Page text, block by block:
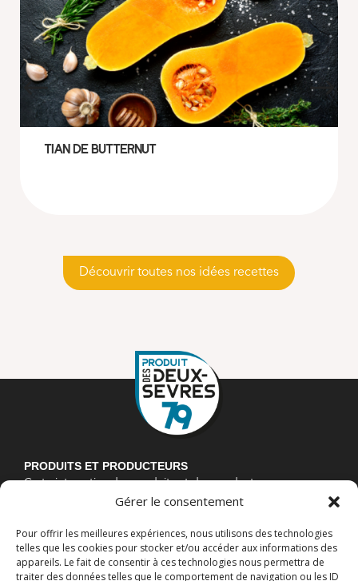
Gérer le consentement
Pour offrir les meilleures expériences, nous utilisons des technologies
telles que les cookies pour stocker et/ou accéder aux informations des
appareils. Le fait de consentir à ces technologies nous permettra de
traiter des données telles que le comportement de navigation ou les ID
Tian de butternut
Découvrir toutes nos idées recettes
PRODUITS ET PRODUCTEURS
Carte interactive des produits et des producteurs
Espace producteurs
La marque « Produit des Deux-Sèvres »
La démarche « Manger Bon et Local »
L’agriculture deux-sévrienne